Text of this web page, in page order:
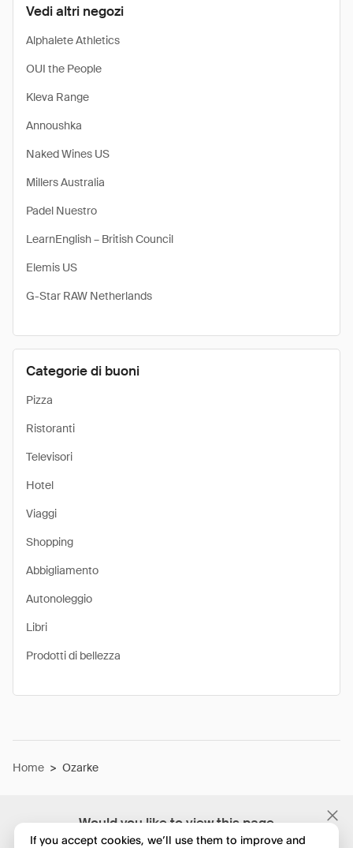
Would you like to view this page
in English?
Vedi altri negozi
Alphalete Athletics
OUI the People
Kleva Range
Annoushka
Naked Wines US
Millers Australia
Padel Nuestro
LearnEnglish – British Council
Elemis US
G-Star RAW Netherlands
Categorie di buoni
Pizza
Ristoranti
Televisori
Hotel
Viaggi
Shopping
Abbigliamento
Autonoleggio
Libri
Prodotti di bellezza
Home > Ozarke
If you accept cookies, we’ll use them to improve and